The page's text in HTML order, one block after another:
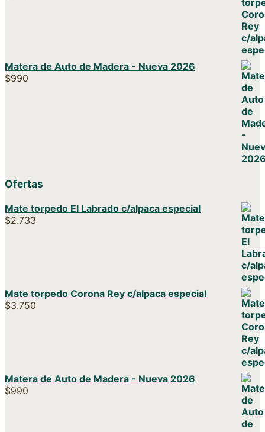
Matera de Auto de Madera - Nueva 2026
$990
Ofertas
Mate torpedo El Labrado c/alpaca especial
$2.733
Mate torpedo Corona Rey c/alpaca especial
$3.750
Matera de Auto de Madera - Nueva 2026
$990